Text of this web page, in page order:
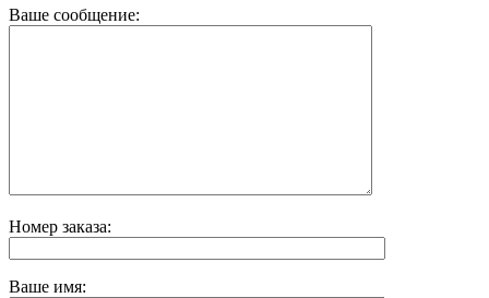
Ваше сообщение:
Номер заказа:
Ваше имя: